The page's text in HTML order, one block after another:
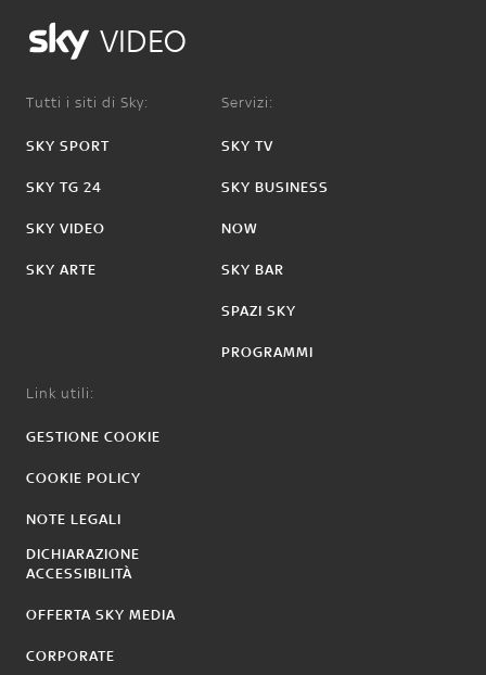
VIDEO
Tutti i siti di Sky:
SKY SPORT
SKY TG 24
SKY VIDEO
SKY ARTE
Servizi:
SKY TV
SKY BUSINESS
NOW
SKY BAR
SPAZI SKY
PROGRAMMI
Link utili:
GESTIONE COOKIE
COOKIE POLICY
NOTE LEGALI
DICHIARAZIONE
ACCESSIBILITÀ
OFFERTA SKY MEDIA
CORPORATE